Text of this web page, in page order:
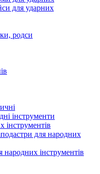
для ударних
родси
інструменти
інструментів
для народних
народних інструментів